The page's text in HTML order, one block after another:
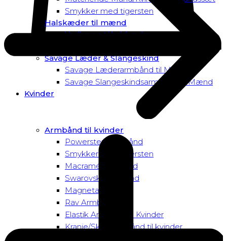
Smykker med tigersten
Halskæder til mænd
Vedhæng til halskæder
Savage Læder & Slangeskind
Savage Læderarmbånd til Mænd
Savage Slangeskindsarmbånd til Mænd
Kvinder
Armbånd til kvinder
Powersten Armbånd
Smykker med tigersten
Macramé Armbånd
Swarovski Armbånd
Magnetarmbånd
Rav Armbånd
Elastik Armbånd til Kvinder
Kranie/Skull Armbånd til kvinder